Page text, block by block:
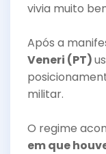
vivia muito
Após a
Veneri (PT)
militar.
O regime
em que